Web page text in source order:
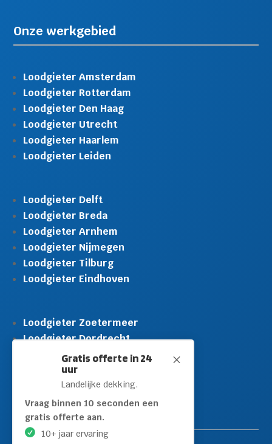
M
Gratis offerte in 24
uur
Landelijke dekking.
Vraag binnen 10 seconden een
gratis offerte aan.
10+ jaar ervaring
Onze werkgebied
Loodgieter Amsterdam
Loodgieter Rotterdam
Loodgieter Den Haag
Loodgieter Utrecht
Loodgieter Haarlem
Loodgieter Leiden
Loodgieter Delft
Loodgieter Breda
Loodgieter Arnhem
Loodgieter Nijmegen
Loodgieter Tilburg
Loodgieter Eindhoven
Loodgieter Zoetermeer
Loodgieter Dordrecht
Loodgieter Rijswijk
Loodgieter Schiedam
Loodgieter Leidschendam
Loodgieter Hilversum